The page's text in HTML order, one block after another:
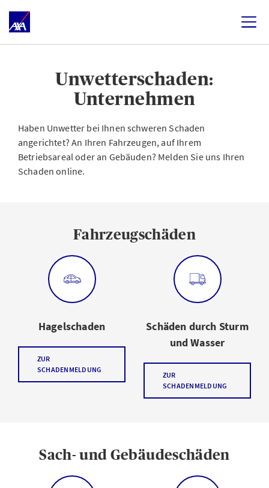
Unwetterschaden:
Unternehmen
Haben Unwetter bei Ihnen schweren Schaden
angerichtet? An Ihren Fahrzeugen, auf Ihrem
Betriebsareal oder an Gebäuden? Melden Sie uns Ihren
Schaden online.
Fahrzeugschäden
Hagelschaden
ZUR
SCHADENMELDUNG
Schäden durch Sturm
und Wasser
ZUR
SCHADENMELDUNG
Sach- und Gebäudeschäden